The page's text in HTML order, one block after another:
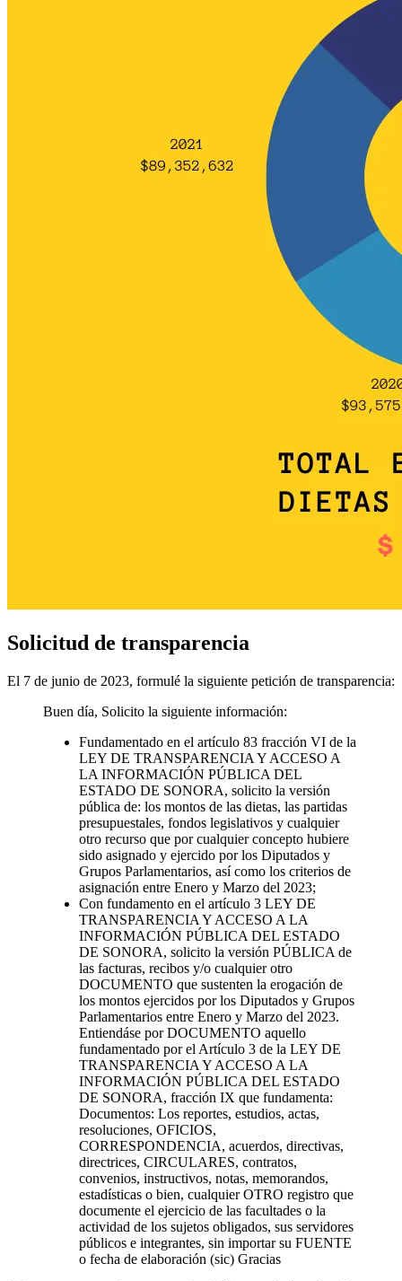
Solicitud de transparencia
El 7 de junio de 2023, formulé la siguiente petición de transparencia:
Buen día, Solicito la siguiente información:
Fundamentado en el artículo 83 fracción VI de la
LEY DE TRANSPARENCIA Y ACCESO A
LA INFORMACIÓN PÚBLICA DEL
ESTADO DE SONORA, solicito la versión
pública de: los montos de las dietas, las partidas
presupuestales, fondos legislativos y cualquier
otro recurso que por cualquier concepto hubiere
sido asignado y ejercido por los Diputados y
Grupos Parlamentarios, así como los criterios de
asignación entre Enero y Marzo del 2023;
Con fundamento en el artículo 3 LEY DE
TRANSPARENCIA Y ACCESO A LA
INFORMACIÓN PÚBLICA DEL ESTADO
DE SONORA, solicito la versión PÚBLICA de
las facturas, recibos y/o cualquier otro
DOCUMENTO que sustenten la erogación de
los montos ejercidos por los Diputados y Grupos
Parlamentarios entre Enero y Marzo del 2023.
Entiendáse por DOCUMENTO aquello
fundamentado por el Artículo 3 de la LEY DE
TRANSPARENCIA Y ACCESO A LA
INFORMACIÓN PÚBLICA DEL ESTADO
DE SONORA, fracción IX que fundamenta:
Documentos: Los reportes, estudios, actas,
resoluciones, OFICIOS,
CORRESPONDENCIA, acuerdos, directivas,
directrices, CIRCULARES, contratos,
convenios, instructivos, notas, memorandos,
estadísticas o bien, cualquier OTRO registro que
documente el ejercicio de las facultades o la
actividad de los sujetos obligados, sus servidores
públicos e integrantes, sin importar su FUENTE
o fecha de elaboración (sic) Gracias